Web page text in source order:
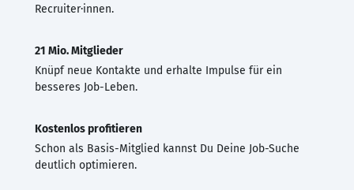
Recruiter·innen.
21 Mio. Mitglieder
Knüpf neue Kontakte und erhalte Impulse für ein
besseres Job-Leben.
Kostenlos profitieren
Schon als Basis-Mitglied kannst Du Deine Job-Suche
deutlich optimieren.